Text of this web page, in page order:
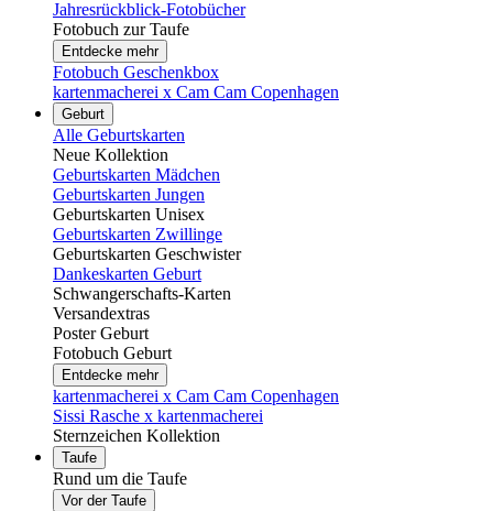
Jahresrückblick-Fotobücher
Fotobuch zur Taufe
Entdecke mehr
Fotobuch Geschenkbox
kartenmacherei x Cam Cam Copenhagen
Geburt
Alle Geburtskarten
Neue Kollektion
Geburtskarten Mädchen
Geburtskarten Jungen
Geburtskarten Unisex
Geburtskarten Zwillinge
Geburtskarten Geschwister
Dankeskarten Geburt
Schwangerschafts-Karten
Versandextras
Poster Geburt
Fotobuch Geburt
Entdecke mehr
kartenmacherei x Cam Cam Copenhagen
Sissi Rasche x kartenmacherei
Sternzeichen Kollektion
Taufe
Rund um die Taufe
Vor der Taufe